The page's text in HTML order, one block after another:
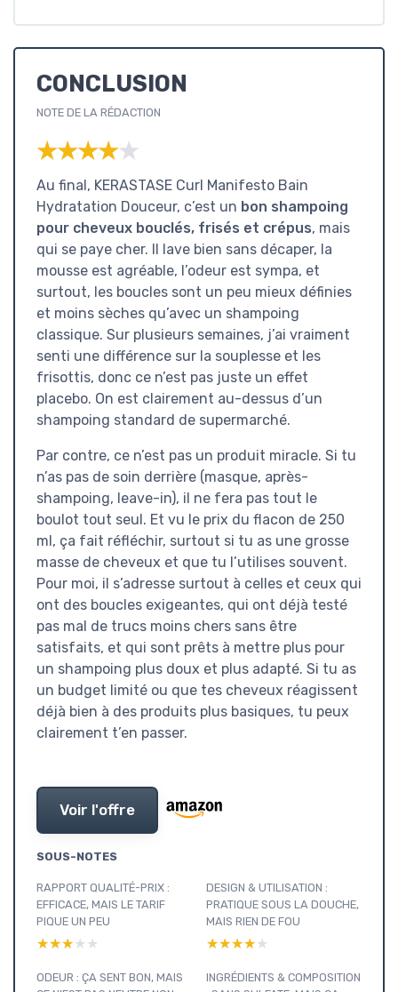
CONCLUSION
NOTE DE LA RÉDACTION
★★★★★
★★★★★
Au final, KERASTASE Curl Manifesto Bain
Hydratation Douceur, c’est un bon shampoing
pour cheveux bouclés, frisés et crépus, mais
qui se paye cher. Il lave bien sans décaper, la
mousse est agréable, l’odeur est sympa, et
surtout, les boucles sont un peu mieux définies
et moins sèches qu’avec un shampoing
classique. Sur plusieurs semaines, j’ai vraiment
senti une différence sur la souplesse et les
frisottis, donc ce n’est pas juste un effet
placebo. On est clairement au-dessus d’un
shampoing standard de supermarché.
Par contre, ce n’est pas un produit miracle. Si tu
n’as pas de soin derrière (masque, après-
shampoing, leave-in), il ne fera pas tout le
boulot tout seul. Et vu le prix du flacon de 250
ml, ça fait réfléchir, surtout si tu as une grosse
masse de cheveux et que tu l’utilises souvent.
Pour moi, il s’adresse surtout à celles et ceux qui
ont des boucles exigeantes, qui ont déjà testé
pas mal de trucs moins chers sans être
satisfaits, et qui sont prêts à mettre plus pour
un shampoing plus doux et plus adapté. Si tu as
un budget limité ou que tes cheveux réagissent
déjà bien à des produits plus basiques, tu peux
clairement t’en passer.
Voir l'offre
SOUS-NOTES
RAPPORT QUALITÉ-PRIX :
EFFICACE, MAIS LE TARIF
PIQUE UN PEU
★★★★★
★★★★★
DESIGN & UTILISATION :
PRATIQUE SOUS LA DOUCHE,
MAIS RIEN DE FOU
★★★★★
★★★★★
ODEUR : ÇA SENT BON, MAIS
INGRÉDIENTS & COMPOSITION